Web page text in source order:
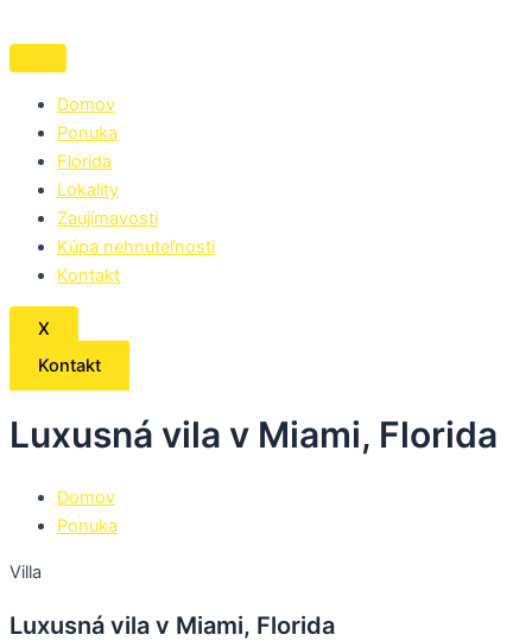
na
obsah
Domov
Ponuka
Florida
Lokality
Zaujímavosti
Kúpa nehnuteľnosti
Kontakt
X
Kontakt
Luxusná vila v Miami, Florida
Domov
Ponuka
Villa
Luxusná vila v Miami, Florida